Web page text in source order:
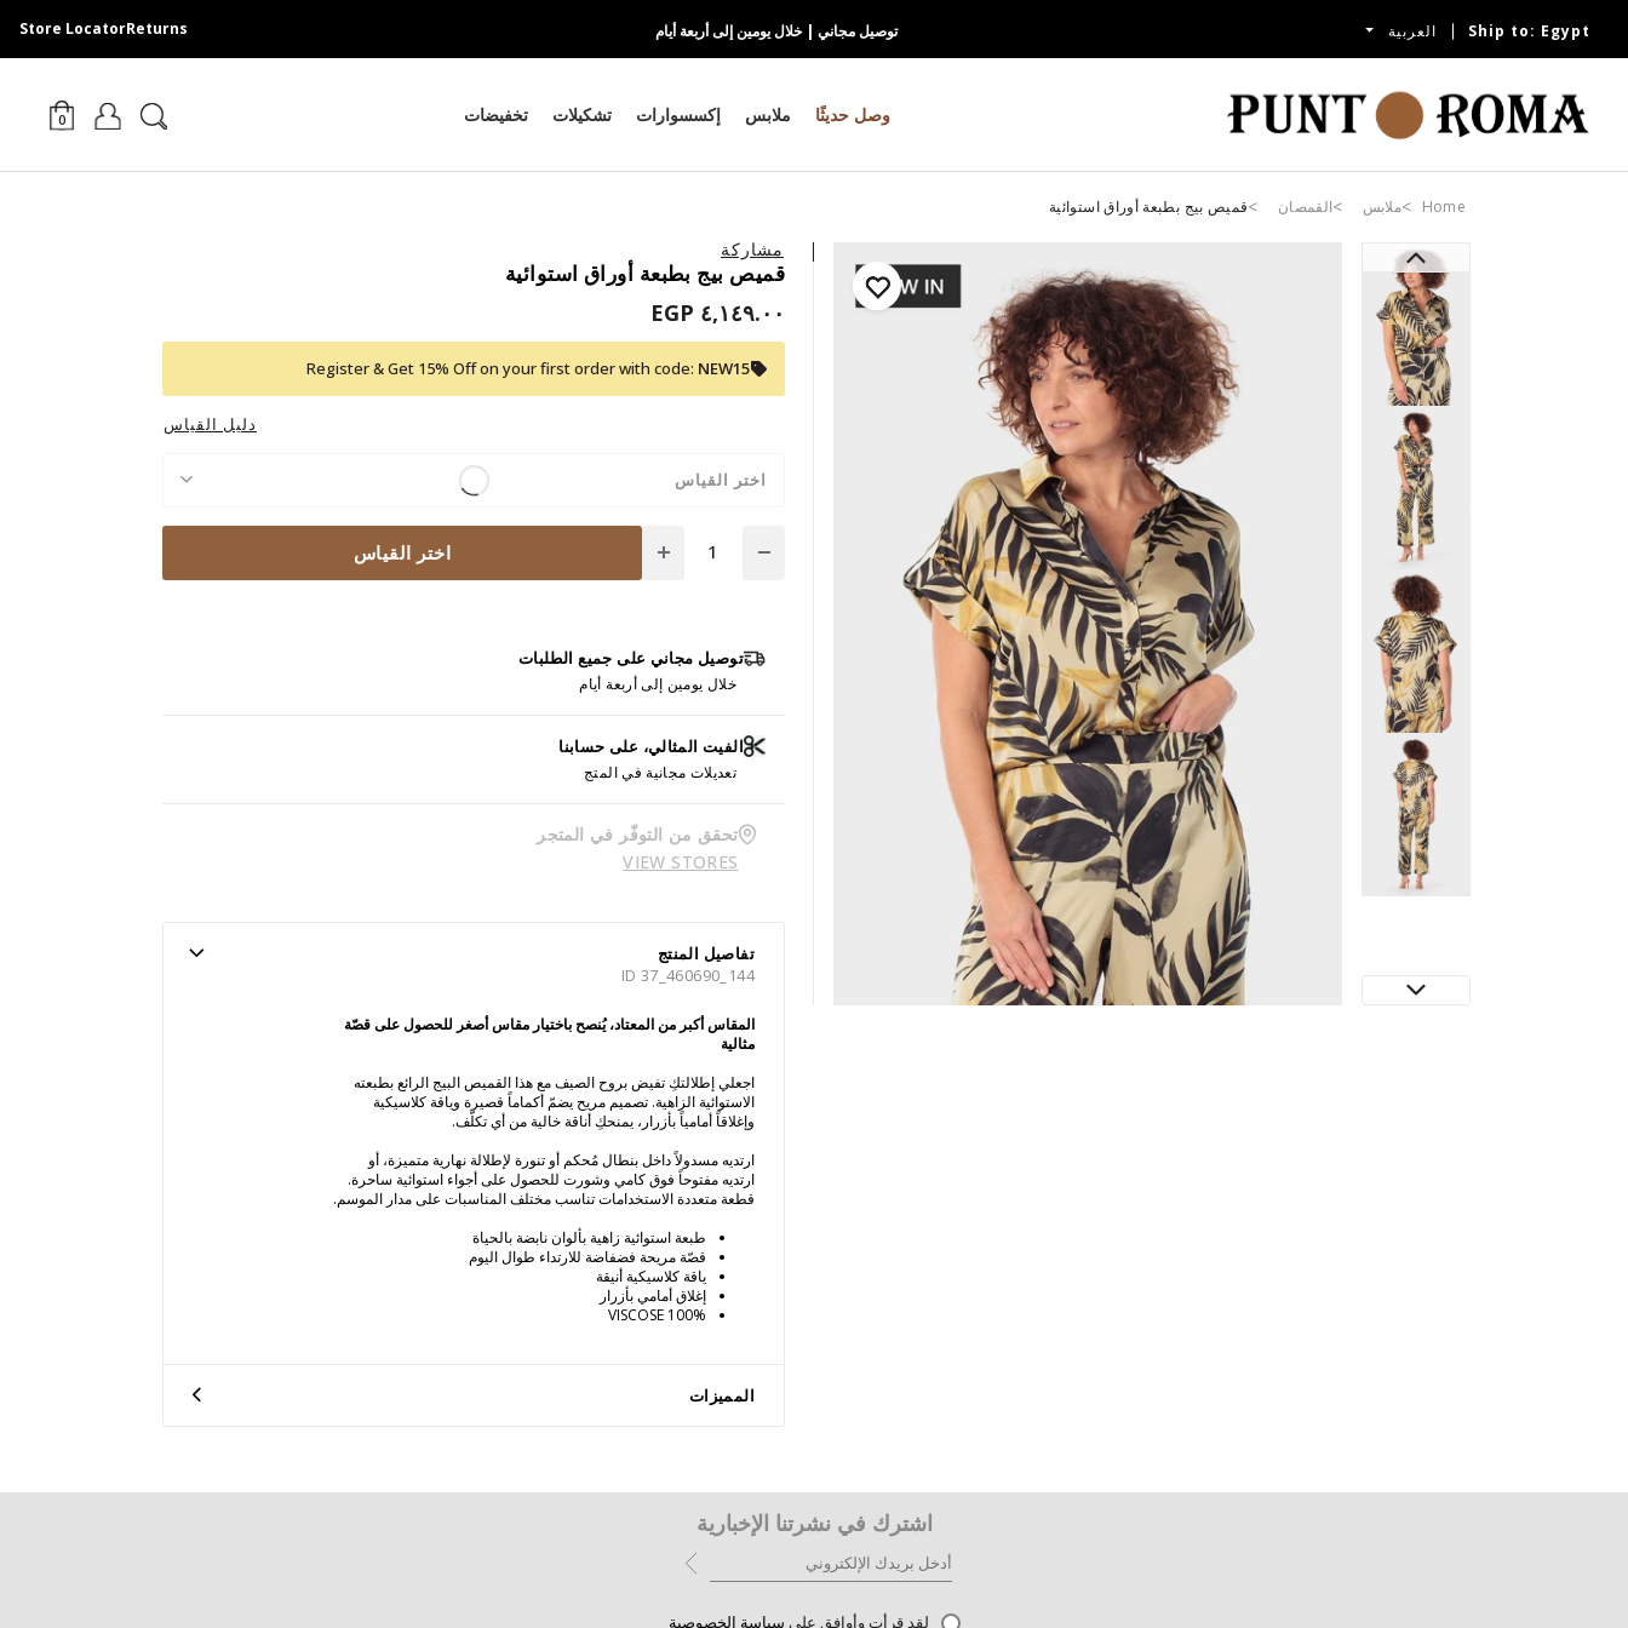
Ship to: Egypt العربية توصيل مجاني | خلال يومين إلى أربعة أيام Returns
Store Locator
وصل حديثًا ملابس إكسسوارات تشكيلات تخفيضات 0
Home ملابس القمصان قميص بيج بطبعة أوراق استوائية
مشاركة
قميص بيج بطبعة أوراق استوائية
٤,١٤٩.٠٠ EGP
Register & Get 15% Off on your first order with code: NEW15
دليل القياس
اختر القياس
اختر القياس
توصيل مجاني على جميع الطلبات
خلال يومين إلى أربعة أيام
الفيت المثالي، على حسابنا
تعديلات مجانية في المتج
تحقق من التوفّر في المتجر
VIEW STORES
تفاصيل المنتج
ID 37_460690_144
المقاس أكبر من المعتاد، يُنصح باختيار مقاس أصغر للحصول على قصّة
مثالية
اجعلي إطلالتكِ تفيض بروح الصيف مع هذا القميص البيج الرائع بطبعته
الاستوائية الزاهية. تصميم مريح يضمّ أكماماً قصيرة وياقة كلاسيكية
وإغلاقاً أمامياً بأزرار، يمنحكِ أناقة خالية من أي تكلّف.
ارتديه مسدولاً داخل بنطال مُحكم أو تنورة لإطلالة نهارية متميزة، أو
ارتديه مفتوحاً فوق كامي وشورت للحصول على أجواء استوائية ساحرة.
قطعة متعددة الاستخدامات تناسب مختلف المناسبات على مدار الموسم.
طبعة استوائية زاهية بألوان نابضة بالحياة
قصّة مريحة فضفاضة للارتداء طوال اليوم
ياقة كلاسيكية أنيقة
إغلاق أمامي بأزرار
100% VISCOSE
المميزات
اشترك في نشرتنا الإخبارية
لقد قرأت وأوافق على سياسة الخصوصية